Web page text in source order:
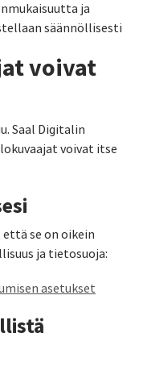
ja
säännöllisesti
voivat
Saal Digitalin
voivat itse
että se on oikein
ja tietosuoja:
asetukset